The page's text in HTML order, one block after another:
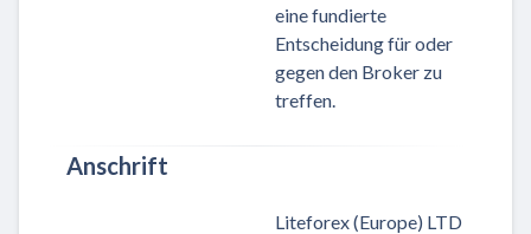
eine fundierte
Entscheidung für oder
gegen den Broker zu
treffen.
Anschrift
Liteforex (Europe) LTD